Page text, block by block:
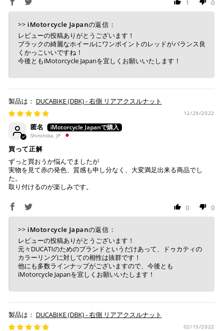
入金確認が取れ次第、商品を手配させて頂きます。
※ お支払期限はご注文日より7日以内とさせて頂いてお
り、万が一過ぎてしまった場合はご注文をキャンセルさ
せて頂きます。
※ 振込手数料はご負担ください。
1 0
>> iMotorcycle Japanの返信：
レビューの投稿ありがとうございます！
ブラックの綺麗なホイールにワンポイントのレッドがバランス良
くかっこいいですね！
今後ともiMotorcycle Japanを宜しくお願いいたします！
DUCABIKE (DBK) - 右側 リアアクスルナット
12/29/2022
匿名
Shinchiba, JP
買って正解
ずっと買おうか悩んでましたが
実物を見て赤の発色、質感も申し分なく、大変満足出来る商品でし
た。
取り付けるのが楽しみです。
0 0
>> iMotorcycle Japanの返信：
レビューの投稿ありがとうございます！
元々DUCATIのためのブランドというだけあって、ドゥカティの
カラーリングに対しての相性は抜群です！
他にも多数ラインナップがございますので、今後とも
iMotorcycle Japanを宜しくお願いいたします！
DUCABIKE (DBK) - 右側 リアアクスルナット
02/15/2022